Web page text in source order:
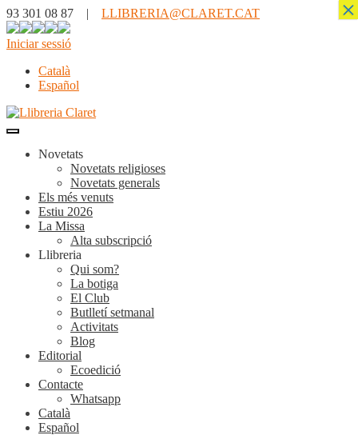
93 301 08 87 | LLIBRERIA@CLARET.CAT
Iniciar sessió
Català
Español
Novetats
Novetats religioses
Novetats generals
Els més venuts
Estiu 2026
La Missa
Alta subscripció
Llibreria
Qui som?
La botiga
El Club
Butlletí setmanal
Activitats
Blog
Editorial
Ecoedició
Contacte
Whatsapp
Català
Español
×